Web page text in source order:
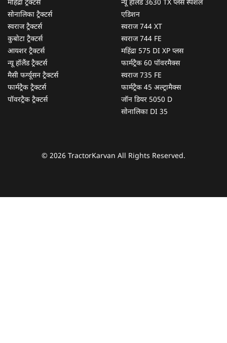
महिंद्रा ट्रैक्टर्स
सोनालिका ट्रैक्टर्स
स्वराज ट्रैक्टर्स
कुबोटा ट्रैक्टर्स
आयशर ट्रैक्टर्स
न्यू हॉलैंड ट्रैक्टर्स
मैसी फर्ग्यूसन ट्रैक्टर्स
फार्मट्रैक ट्रैक्टर्स
पॉवरट्रैक ट्रैक्टर्स
न्यू हॉलैंड 3630 TX प्लस स्पेशल
एडिशन
स्वराज 744 XT
स्वराज 744 FE
महिंद्रा 575 DI XP प्लस
फार्मट्रैक 60 पॉवरमैक्स
स्वराज 735 FE
फार्मट्रैक 45 अल्ट्रामैक्स
जॉन डियर 5050 D
सोनालिका DI 35
© 2026 TractorKarvan All Rights Reserved.